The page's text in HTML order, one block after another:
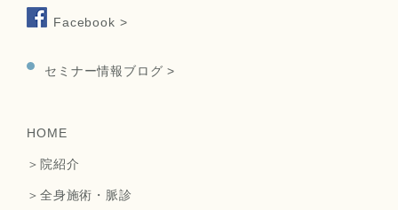
Facebook >
セミナー情報ブログ >
HOME
＞院紹介
＞全身施術・脈診